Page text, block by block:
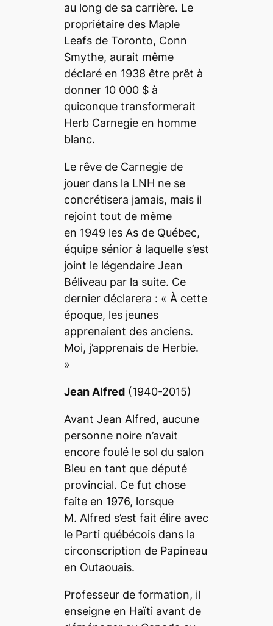
au long de sa carrière. Le
propriétaire des Maple
Leafs de Toronto, Conn
Smythe, aurait même
déclaré en 1938 être prêt à
donner 10 000 $ à
quiconque transformerait
Herb Carnegie en homme
blanc.
Le rêve de Carnegie de
jouer dans la LNH ne se
concrétisera jamais, mais il
rejoint tout de même
en 1949 les As de Québec,
équipe sénior à laquelle s’est
joint le légendaire Jean
Béliveau par la suite. Ce
dernier déclarera : « À cette
époque, les jeunes
apprenaient des anciens.
Moi, j’apprenais de Herbie.
»
Jean Alfred(1940-2015)
Avant Jean Alfred, aucune
personne noire n’avait
encore foulé le sol du salon
Bleu en tant que député
provincial. Ce fut chose
faite en 1976, lorsque
M. Alfred s’est fait élire avec
le Parti québécois dans la
circonscription de Papineau
en Outaouais.
Professeur de formation, il
enseigne en Haïti avant de